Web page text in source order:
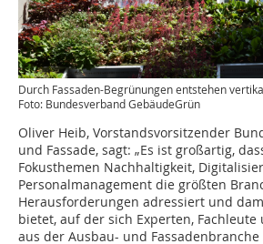
Durch Fassaden-Begrünungen entstehen
Foto: Bundesverband GebäudeGrün
Oliver Heib, Vorstandsvorsitzender
und Fassade, sagt: „Es ist großartig,
Fokusthemen Nachhaltigkeit,
Personalmanagement die größten
Herausforderungen adressiert und
bietet, auf der sich Experten,
aus der Ausbau- und